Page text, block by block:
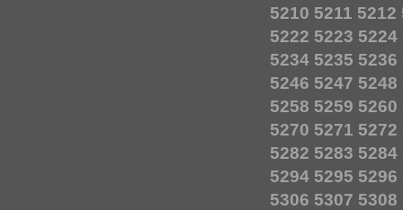
5210 5211 5212
5222 5223 5224
5234 5235 5236
5246 5247 5248
5258 5259 5260
5270 5271 5272
5282 5283 5284
5294 5295 5296
5306 5307 5308